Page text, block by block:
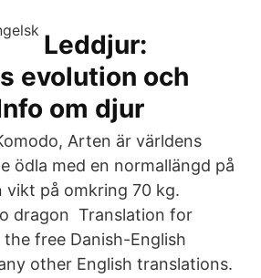
Leddjur:
evolution och
om djur
Arten är världens
ödla med en normallängd på
vikt på omkring 70 kg.
dragon Translation for
free Danish-English
other English translations.